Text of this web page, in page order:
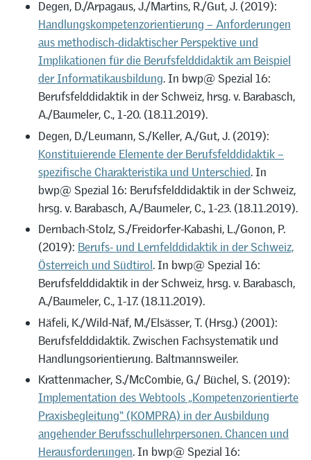
Degen, D./Arpagaus, J./Martins, R./Gut, J. (2019):
Handlungskompetenzorientierung – Anforderungen
aus methodisch-didaktischer Perspektive und
Implikationen für die Berufsfelddidaktik am Beispiel
der Informatikausbildung. In bwp@ Spezial 16:
Berufsfelddidaktik in der Schweiz, hrsg. v. Barabasch,
A./Baumeler, C., 1-20. (18.11.2019).
Degen, D./Leumann, S./Keller, A./Gut, J. (2019):
Konstituierende Elemente der Berufsfelddidaktik –
spezifische Charakteristika und Unterschied. In
bwp@ Spezial 16: Berufsfelddidaktik in der Schweiz,
hrsg. v. Barabasch, A./Baumeler, C., 1-23. (18.11.2019).
Dernbach-Stolz, S./Freidorfer-Kabashi, L./Gonon, P.
(2019): Berufs- und Lernfelddidaktik in der Schweiz,
Österreich und Südtirol. In bwp@ Spezial 16:
Berufsfelddidaktik in der Schweiz, hrsg. v. Barabasch,
A./Baumeler, C., 1-17. (18.11.2019).
Häfeli, K./Wild-Näf, M./Elsässer, T. (Hrsg.) (2001):
Berufsfelddidaktik. Zwischen Fachsystematik und
Handlungsorientierung. Baltmannsweiler.
Krattenmacher, S./McCombie, G./ Büchel, S. (2019):
Implementation des Webtools „Kompetenzorientierte
Praxisbegleitung“ (KOMPRA) in der Ausbildung
angehender Berufsschullehrpersonen. Chancen und
Herausforderungen. In bwp@ Spezial 16: